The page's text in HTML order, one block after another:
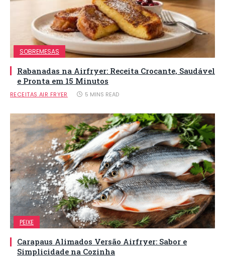
SOBREMESAS
Rabanadas na Airfryer: Receita Crocante, Saudável
e Pronta em 15 Minutos
RECEITAS AIR FRYER 5 MINS READ
PEIXE
Carapaus Alimados Versão Airfryer: Sabor e
Simplicidade na Cozinha